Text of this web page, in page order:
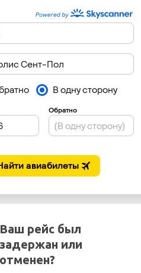
Ваш рейс был
задержан или
отменен?